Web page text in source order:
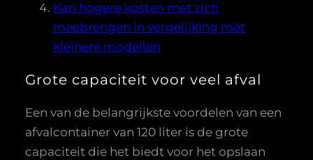
Kan hogere kosten met zich
meebrengen in vergelijking met
kleinere modellen
Grote capaciteit voor veel afval
Een van de belangrijkste voordelen van een
afvalcontainer van 120 liter is de grote
capaciteit die het biedt voor het opslaan